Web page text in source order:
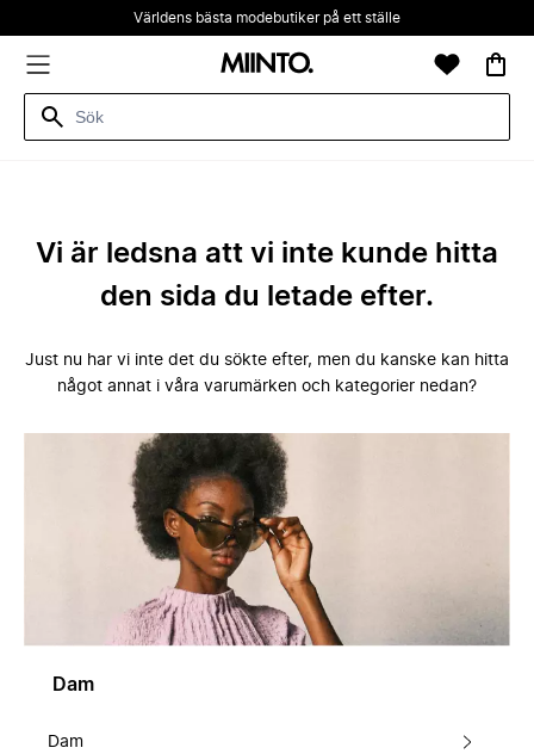
Världens bästa modebutiker på ett ställe
Vi är ledsna att vi inte kunde hitta
den sida du letade efter.
Just nu har vi inte det du sökte efter, men du kanske kan hitta
något annat i våra varumärken och kategorier nedan?
Dam
Dam